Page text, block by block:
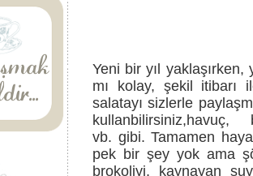
Yeni bir yıl yaklaşırken,
mı kolay, şekil itibarı
salatayı sizlerle
vb. gibi. Tamamen
pek bir şey yok ama
brokoliyi, kaynayan